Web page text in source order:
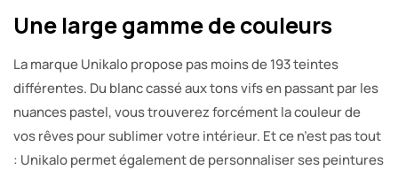
Une large gamme de couleurs
La marque Unikalo propose pas moins de 193 teintes
différentes. Du blanc cassé aux tons vifs en passant par les
nuances pastel, vous trouverez forcément la couleur de
vos rêves pour sublimer votre intérieur. Et ce n’est pas tout
: Unikalo permet également de personnaliser ses peintures